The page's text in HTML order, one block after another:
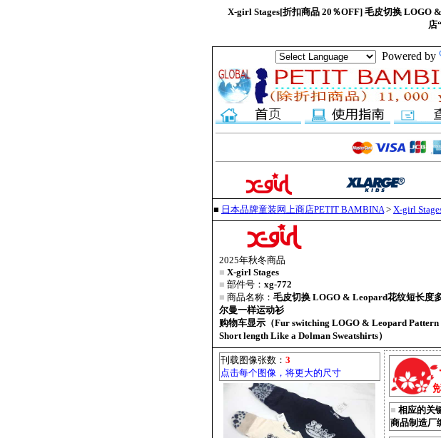
X-girl Stages[折扣商品 20％OFF] 毛皮切换 LOGO
店
Powered by
■ 日本品牌童装网上商店PETIT BAMBINA> X-girl
2025年秋冬商品
■ X-girl Stages
■ 部件号： xg-772
■ 商品名称： 毛皮切换 LOGO & Leopard花纹短长度
尔曼一样运动衫
购物车显示（Fur switching LOGO & Leopard Pattern
Short length Like a Dolman Sweatshirts）
刊载图像张数： 3
点击每个图像，将更大的尺寸
■ 相应的关
商品制造厂